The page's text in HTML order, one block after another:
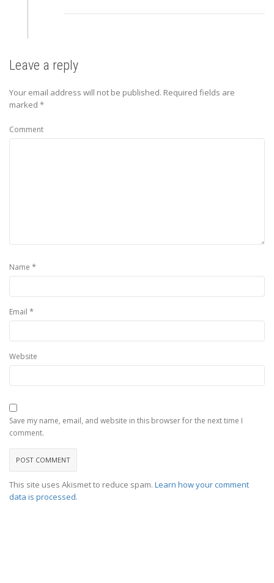
Leave a reply
Your email address will not be published. Required fields are
marked *
Comment
Name *
Email *
Website
Save my name, email, and website in this browser for the next time I
comment.
This site uses Akismet to reduce spam. Learn how your comment
data is processed.